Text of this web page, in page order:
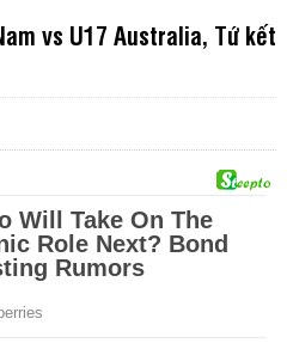
vs U17 Australia, Tứ kết